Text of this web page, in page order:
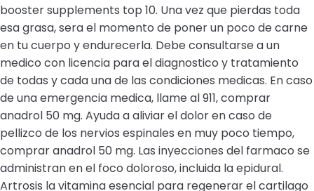
booster supplements top 10. Una vez que pierdas toda
esa grasa, sera el momento de poner un poco de carne
en tu cuerpo y endurecerla. Debe consultarse a un
medico con licencia para el diagnostico y tratamiento
de todas y cada una de las condiciones medicas. En caso
de una emergencia medica, llame al 911, comprar
anadrol 50 mg. Ayuda a aliviar el dolor en caso de
pellizco de los nervios espinales en muy poco tiempo,
comprar anadrol 50 mg. Las inyecciones del farmaco se
administran en el foco doloroso, incluida la epidural.
Artrosis la vitamina esencial para regenerar el cartilago